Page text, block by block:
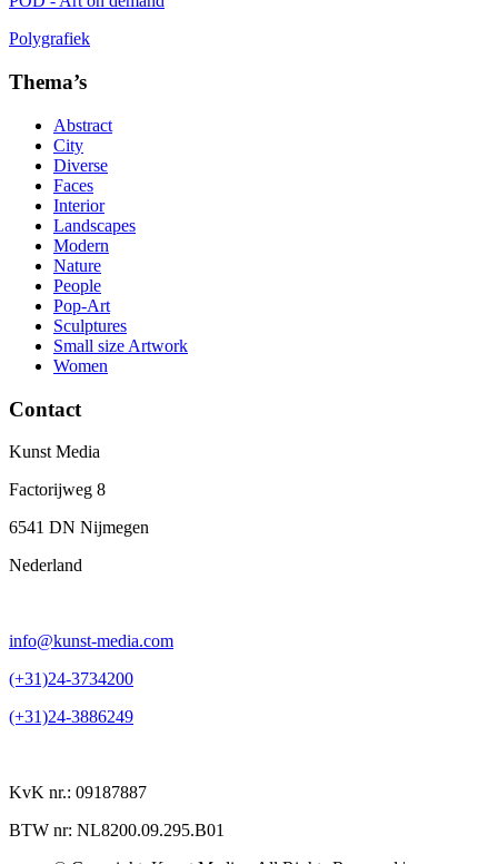
Polygrafiek
Thema’s
Abstract
City
Diverse
Faces
Interior
Landscapes
Modern
Nature
People
Pop-Art
Sculptures
Small size Artwork
Women
Contact
Kunst Media
Factorijweg 8
6541 DN Nijmegen
Nederland
info@kunst-media.com
(+31)24-3734200
(+31)24-3886249
KvK nr.: 09187887
BTW nr: NL8200.09.295.B01